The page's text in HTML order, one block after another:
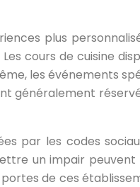
plus
cours de cuisine
les événements
généralement
par les codes
un impair
de ces